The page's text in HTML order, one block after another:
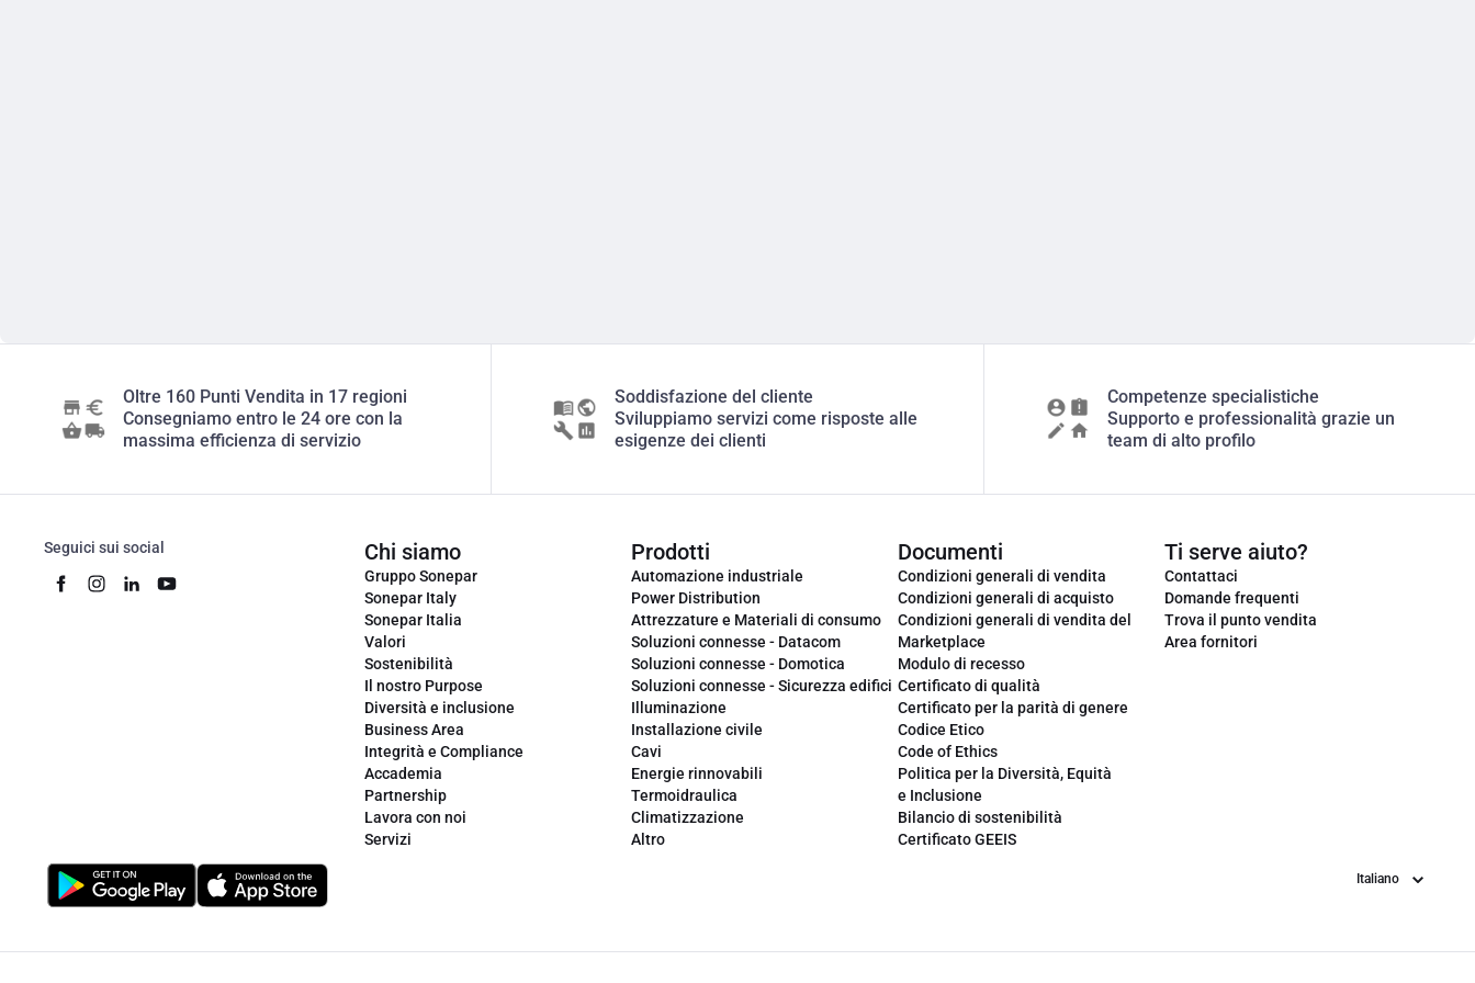
Oltre 160 Punti Vendita in 17 regioni
Consegniamo entro le 24 ore con la
massima efficienza di servizio
Soddisfazione del cliente
Sviluppiamo servizi come risposte alle
esigenze dei clienti
Competenze specialistiche
Supporto e professionalità grazie un
team di alto profilo
Seguici sui social Chi siamo
Gruppo Sonepar
Sonepar Italy
Sonepar Italia
Valori
Sostenibilità
Il nostro Purpose
Diversità e inclusione
Business Area
Integrità e Compliance
Accademia
Partnership
Lavora con noi
Servizi
Prodotti
Automazione industriale
Power Distribution
Attrezzature e Materiali di consumo
Soluzioni connesse - Datacom
Soluzioni connesse - Domotica
Soluzioni connesse - Sicurezza edifici
Illuminazione
Installazione civile
Cavi
Energie rinnovabili
Termoidraulica
Climatizzazione
Altro
Documenti
Condizioni generali di vendita
Condizioni generali di acquisto
Condizioni generali di vendita del
Marketplace
Modulo di recesso
Certificato di qualità
Certificato per la parità di genere
Codice Etico
Code of Ethics
Politica per la Diversità, Equità
e Inclusione
Bilancio di sostenibilità
Certificato GEEIS
Ti serve aiuto?
Contattaci
Domande frequenti
Trova il punto vendita
Area fornitori
Lingua